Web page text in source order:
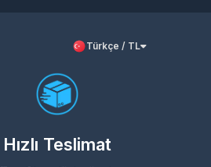
Türkçe / TL
Hızlı Teslimat